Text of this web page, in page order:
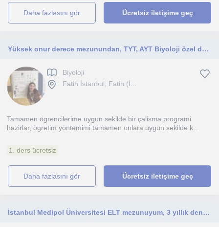
daha fazlasını gör Ücretsiz iletişime geç
Yüksek onur derece mezunundan, TYT, AYT Biyoloji özel ders
Biyoloji
Fatih İstanbul, Fatih (İ...
Tamamen ögrencilerime uygun sekilde bir çalisma programi
hazirlar, ögretim yöntemimi tamamen onlara uygun sekilde k...
1. ders ücretsiz
daha fazlasını gör Ücretsiz iletişime geç
İstanbul Medipol Üniversitesi ELT mezunuyum, 3 yıllık deneyimli İngilizce öğretmeniyim.